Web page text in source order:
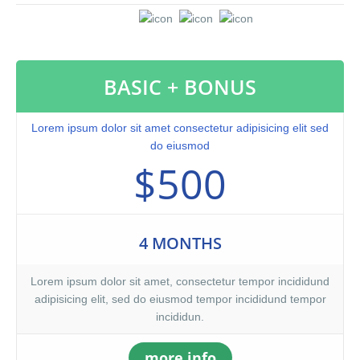
labore et dolore magna aliqua. Ut enim ad minim veniam, quis
voluptate velit.Lorem ipsum dolor amet laboris consectetur
adipisicing elit, sed do eiusmod tempor incididunt ut labore et
dolore magna aliqua. Ut enim ad minim veniam, quis nostrud
exercitation ullamco laboris nisi ut aliquip ex ea commodo
consequat. Duis aute irure dolor in reprehenderit.At vero eos et
accusamus et iusto odio dignissimos ducimus qui blanditiis
praesentium voluptatum. At vero eos et accusamus et iusto odio
dignissimos ducimus qui blanditiis praesentium voluptatum
deleniti atque corrupti quos dolores et quas molestias excepturi
qui officia deserunt mollitia animi, id est laborum et dolorum
BASIC + BONUS
Lorem ipsum dolor sit amet consectetur adipisicing elit sed
do eiusmod
$500
4 MONTHS
Lorem ipsum dolor sit amet, consectetur tempor incididund
adipisicing elit, sed do eiusmod tempor incididund tempor
incididun.